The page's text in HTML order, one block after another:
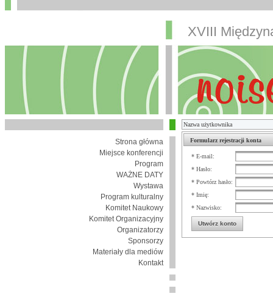
XVIII
Strona główna
Miejsce konferencji
Program
WAŻNE DATY
Wystawa
Program kulturalny
Komitet Naukowy
Komitet Organizacyjny
Organizatorzy
Sponsorzy
Materiały dla mediów
Kontakt
Formularz rejestracji konta
* E-mail:
* Hasło:
* Powtórz hasło:
* Imię:
* Nazwisko:
Utwórz konto